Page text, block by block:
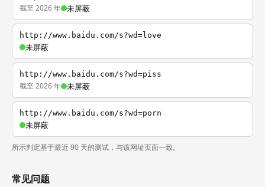
截至 2026 年 未屏蔽
http://www.baidu.com/s?wd=love
未屏蔽
http://www.baidu.com/s?wd=piss
截至 2026 年 未屏蔽
http://www.baidu.com/s?wd=porn
未屏蔽
所示判定基于最近 90 天的测试，与该网址页面一致。
常见问题